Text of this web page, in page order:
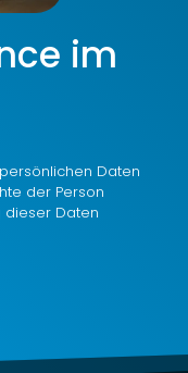
im
Daten
der Person
dieser Daten